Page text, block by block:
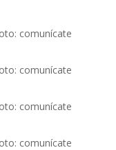
comunícate
comunícate
comunícate
comunícate